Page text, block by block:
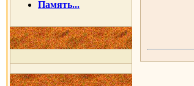
Память...